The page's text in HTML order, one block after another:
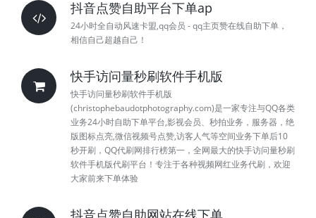
抖音点赞自助平台下单ap
24小时全自动风速卡盟,qq会员 - qq主页赞在线自助下单，
相信自己超越自己！
快手访问量秒刷软件手机版
快手访问量秒刷软件手机版
(christophebaudotphotography.com)是一家专注与QQ各类
业务24小时自助下单平台,影视会员、秒拍业务，服务器，绝
版图标点亮,微信视频号点赞,访客人气等空间业务下单后10
秒开刷，QQ代刷网排行榜第一，全网最大的快手访问量秒刷
软件手机版代刷平台！专注于各种视频网红业务代刷，欢迎
大家前来下单体验
抖音点赞自助网站在线下单